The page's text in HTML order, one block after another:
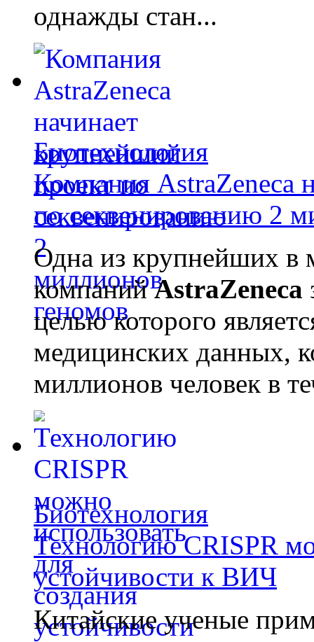
однажды стан...
Биотехнология
Компания AstraZeneca
по секвенированию 2
Одна из крупнейших в
компанийAstraZeneca
целью которого
медицинских данных,
миллионов человек в
Биотехнология
Технологию CRISPR
устойчивости к ВИЧ
Китайские ученые